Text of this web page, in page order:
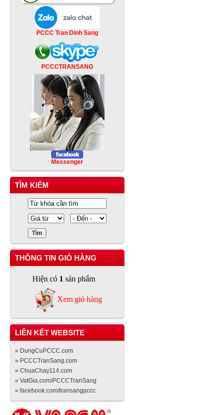
PCCC Tran Dinh Sang
PCCCTRANSANG
Messenger
TÌM KIẾM
THÔNG TIN GIỎ HÀNG
Hiện có 1 sản phẩm
Xem giỏ hàng
LIÊN KẾT WEBSITE
» DungCuPCCC.com
» PCCCTranSang.com
» ChuaChay114.com
» VatGia.com/PCCCTranSang
» facebook.com/transangpccc